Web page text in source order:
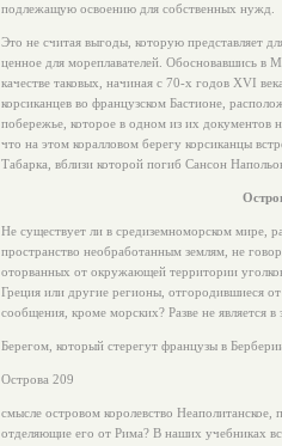
подлежащую освоению для собственных нужд.
Это не считая выгоды, которую представляет
ценное для морепла­вателей. Обосновавшись в
качестве таковых, начиная с 70-х годов XVI
корсикан­цев во французском Бастионе,
побережье, которое в одном из их до­кументов
что на этом коралловом берегу корсиканцы
Табарка, вблизи которой погиб Сансон
Не существует ли в средиземноморском мире,
пространство необрабо­танным землям, не
оторванных от окружающей территории
Греция или дру­гие регионы, отгородившиеся
сообщения, кроме морских? Разве не является в
Берегом, который стерегут французы в
Острова 209
смысле островом королевство
отделяющие его от Рима? В наших учебниках